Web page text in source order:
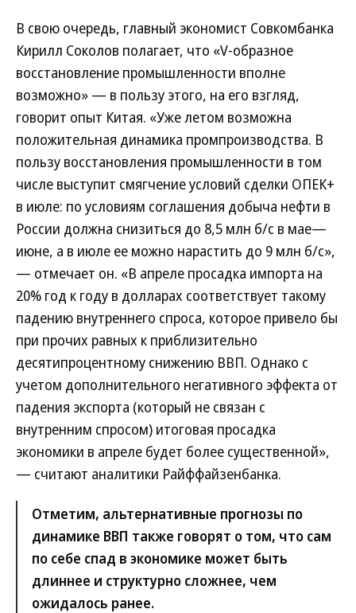
В свою очередь, главный экономист Совкомбанка
Кирилл Соколов полагает, что «V-образное
восстановление промышленности вполне
возможно» — в пользу этого, на его взгляд,
говорит опыт Китая. «Уже летом возможна
положительная динамика промпроизводства. В
пользу восстановления промышленности в том
числе выступит смягчение условий сделки ОПЕК+
в июле: по условиям соглашения добыча нефти в
России должна снизиться до 8,5 млн б/с в мае—
июне, а в июле ее можно нарастить до 9 млн б/с»,
— отмечает он. «В апреле просадка импорта на
20% год к году в долларах соответствует такому
падению внутреннего спроса, которое привело бы
при прочих равных к приблизительно
десятипроцентному снижению ВВП. Однако с
учетом дополнительного негативного эффекта от
падения экспорта (который не связан с
внутренним спросом) итоговая просадка
экономики в апреле будет более существенной»,
— считают аналитики Райффайзенбанка.
Отметим, альтернативные прогнозы по
динамике ВВП также говорят о том, что сам
по себе спад в экономике может быть
длиннее и структурно сложнее, чем
ожидалось ранее.